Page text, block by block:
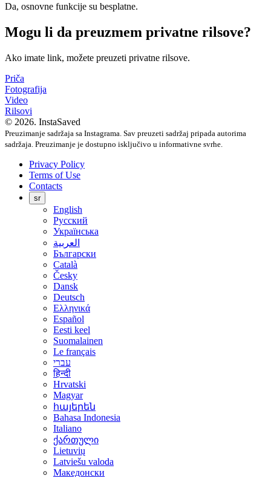
Da, osnovne funkcije su besplatne.
Mogu li da preuzmem privatne rilsove?
Ako imate link, možete preuzeti privatne rilsove.
Priča
Fotografija
Video
Rilsovi
© 2026. InstaSaved
Preuzimanje sadržaja sa Instagrama. Sav preuzeti sadržaj pripada autorima
sadržaja. Preuzimanje je dostupno isključivo u informativne svrhe.
Privacy Policy
Terms of Use
Contacts
sr
English
Русский
Українська
العربية
Български
Català
Česky
Dansk
Deutsch
Ελληνικά
Español
Eesti keel
Suomalainen
Le français
עברי
हिन्दी
Hrvatski
Magyar
հայերեն
Bahasa Indonesia
Italiano
ქართული
Lietuvių
Latviešu valoda
Македонски